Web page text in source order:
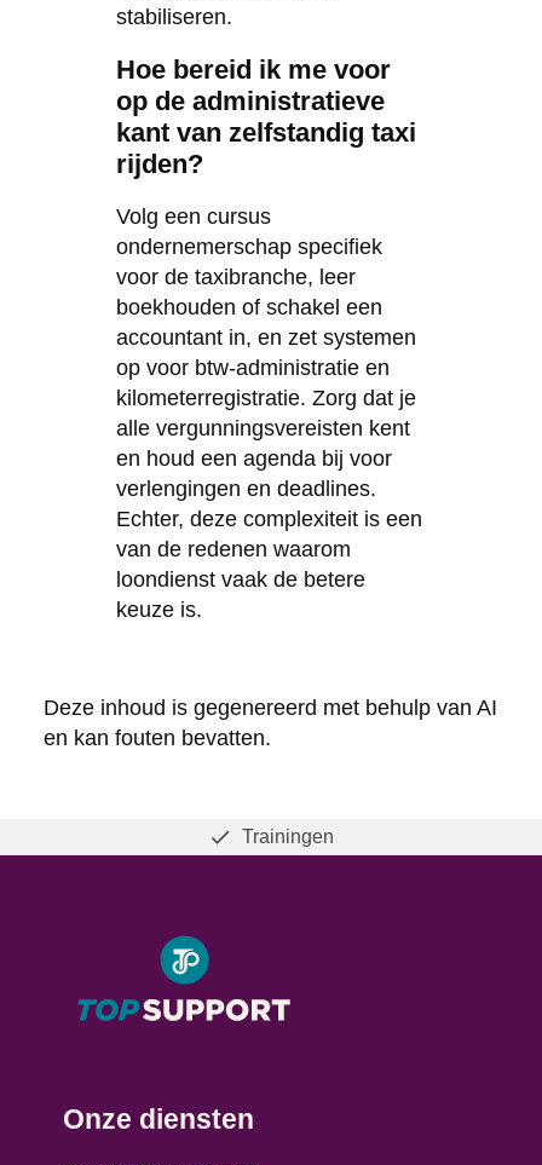
stabiliseren.
Hoe bereid ik me voor
op de administratieve
kant van zelfstandig taxi
rijden?
Volg een cursus
ondernemerschap specifiek
voor de taxibranche, leer
boekhouden of schakel een
accountant in, en zet systemen
op voor btw-administratie en
kilometerregistratie. Zorg dat je
alle vergunningsvereisten kent
en houd een agenda bij voor
verlengingen en deadlines.
Echter, deze complexiteit is een
van de redenen waarom
loondienst vaak de betere
keuze is.
Deze inhoud is gegenereerd met behulp van AI
en kan fouten bevatten.
Trainingen
Onze diensten